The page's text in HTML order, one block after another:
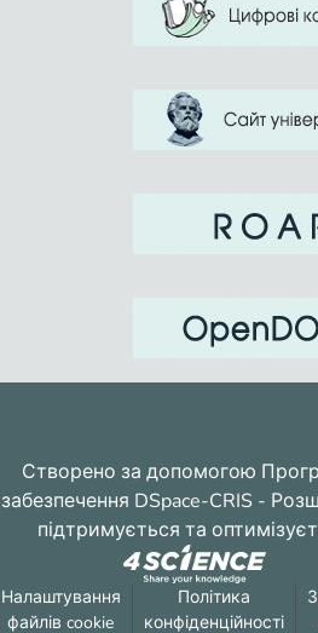
Створено за допомогою
забезпечення DSpace-CRIS -
підтримується та
Налаштування
файлів cookie
Політика
конфіденційності